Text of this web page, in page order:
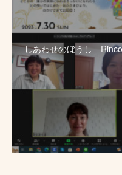
しあわせのぼうし Rinco